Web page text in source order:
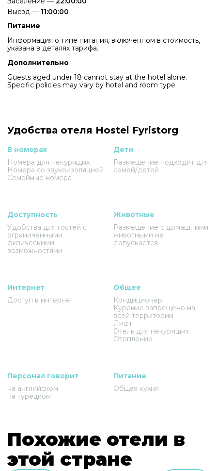
Выезд — 11:00:00
Питание
Информация о типе питания, включенном в стоимость,
указана в деталях тарифа.
Дополнительно
Guests aged under 18 cannot stay at the hotel alone.
Specific policies may vary by hotel and room type.
Удобства отеля Hostel Fyristorg
В номерах
Номера для некурящих
Номера со звукоизоляцией
Семейные номера
Дети
Размещение подходит для
семей/детей
Доступность
Удобства для гостей с
ограниченными
физическими
возможностями
Животные
Размещение с домашними
животными не
допускается
Интернет
Доступ в интернет
Общее
Кондиционер
Курение запрещено на
всей территории
Лифт
Отель для некурящих
Отопление
Персонал говорит
на английском
на турецком
Питание
Общая кухня
Похожие отели в
этой стране